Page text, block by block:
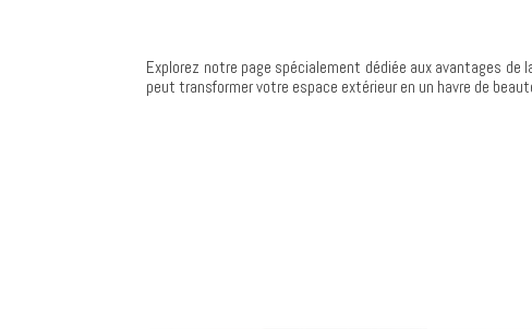
Explorez notre page spécialement dédiée aux avantages
peut transformer votre espace extérieur en un havre de